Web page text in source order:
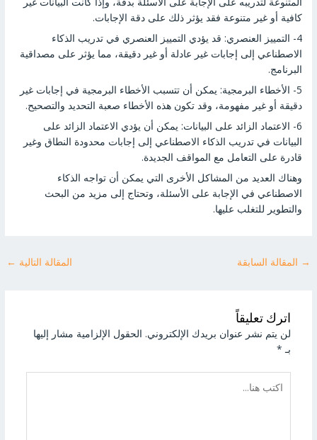
كافية أو غير متنوعة فقد يؤثر ذلك على دقة الإجابات.
4- التمييز العنصري: قد يؤدي التمييز العنصري في تدريب الذكاء
الاصطناعي إلى إجابات غير عادلة أو غير دقيقة، مما يؤثر على مصداقية
البرنامج.
5- الأخطاء البرمجية: يمكن أن تتسبب الأخطاء البرمجية في إجابات غير
دقيقة أو غير مفهومة، وقد تكون هذه الأخطاء صعبة التحديد والتصحيح.
6- الاعتماد الزائد على البيانات: يمكن أن يؤدي الاعتماد الزائد على
البيانات في تدريب الذكاء الاصطناعي إلى إجابات محدودة النطاق وغير
قادرة على التعامل مع المواقف الجديدة.
وهناك العديد من المشاكل الأخرى التي يمكن أن تواجه الذكاء
الاصطناعي في الإجابة على الأسئلة، وتحتاج إلى مزيد من البحث
والتطوير للتغلب عليها.
→ المقالة السابقة المقالة التالية ←
اترك تعليقاً
لن يتم نشر عنوان بريدك الإلكتروني. الحقول الإلزامية مشار إليها
بـ *
هنا...